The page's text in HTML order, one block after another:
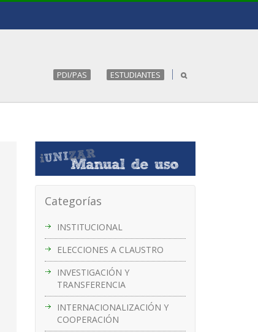
PDI/PAS ESTUDIANTES
Categorías
INSTITUCIONAL
ELECCIONES A CLAUSTRO
INVESTIGACIÓN Y
TRANSFERENCIA
INTERNACIONALIZACIÓN Y
COOPERACIÓN